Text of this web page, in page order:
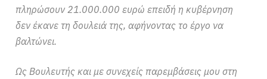
πληρώσουν 21.000.000 ευρώ επειδή η κυβέρνηση
δεν έκανε τη δουλειά της, αφήνοντας το έργο να
βαλτώνει.
Ως Βουλευτής και με συνεχείς παρεμβάσεις μου στη